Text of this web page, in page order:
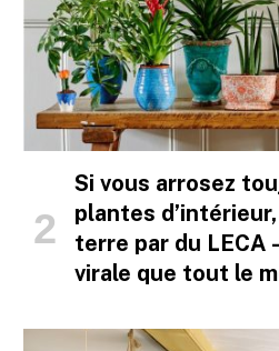
Si vous arrosez
plantes
terre par du LECA
virale que tout le